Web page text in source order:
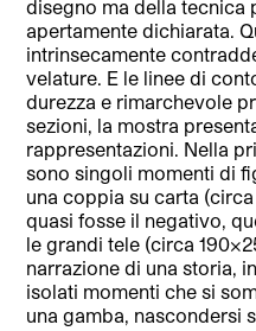
disegno ma della tecnica
apertamente dichiarata.
intrinsecamente
velature. E le linee di
durezza e rimarchevole
sezioni, la mostra
rappresentazioni. Nella
sono singoli momenti di
una coppia su carta (circa
quasi fosse il negativo,
le grandi tele (circa
narrazione di una storia,
isolati momenti che si
una gamba, nascondersi